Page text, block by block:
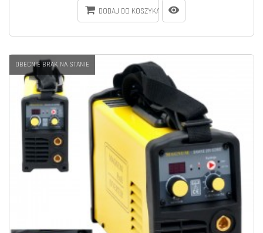
DODAJ DO KOSZYKA
OBECNIE BRAK NA STANIE